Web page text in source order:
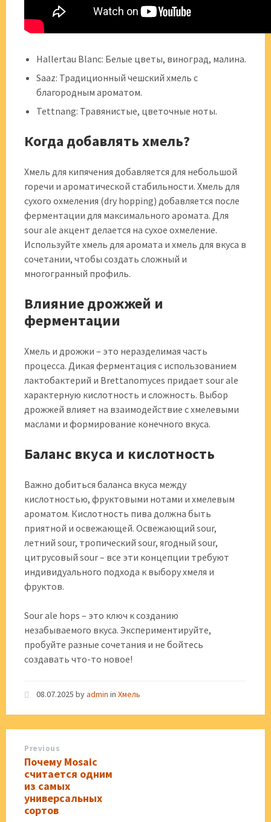
Hallertau Blanc: Белые цветы, виноград, малина.
Saaz: Традиционный чешский хмель с
благородным ароматом.
Tettnang: Травянистые, цветочные ноты.
Когда добавлять хмель?
Хмель для кипячения добавляется для небольшой
горечи и ароматической стабильности. Хмель для
сухого охмеления (dry hopping) добавляется после
ферментации для максимального аромата. Для
sour ale акцент делается на сухое охмеление.
Используйте хмель для аромата и хмель для вкуса в
сочетании, чтобы создать сложный и
многогранный профиль.
Влияние дрожжей и
ферментации
Хмель и дрожжи – это неразделимая часть
процесса. Дикая ферментация с использованием
лактобактерий и Brettanomyces придает sour ale
характерную кислотность и сложность. Выбор
дрожжей влияет на взаимодействие с хмелевыми
маслами и формирование конечного вкуса.
Баланс вкуса и кислотность
Важно добиться баланса вкуса между
кислотностью, фруктовыми нотами и хмелевым
ароматом. Кислотность пива должна быть
приятной и освежающей. Освежающий sour,
летний sour, тропический sour, ягодный sour,
цитрусовый sour – все эти концепции требуют
индивидуального подхода к выбору хмеля и
фруктов.
Sour ale hops – это ключ к созданию
незабываемого вкуса. Экспериментируйте,
пробуйте разные сочетания и не бойтесь
создавать что-то новое!
08.07.2025 byadmin in Хмель
Previous
Почему Mosaic
считается одним
из самых
универсальных
сортов